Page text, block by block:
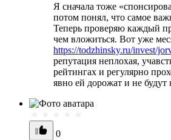
Я сначала тоже
потом понял, что самое
Теперь проверяю каждый
чем вложиться. Вот уже
https://todzhinsky.ru/invest/
репутация неплохая,
рейтингах и регулярно
явно ей дорожат и не будут
0